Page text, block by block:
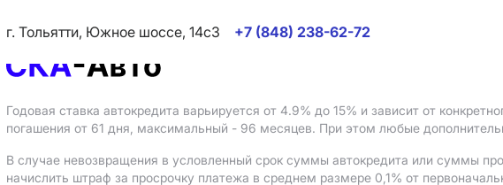
г. Тольятти, Южное шоссе, 14с3
+7 (848) 238-62-72
Годовая ставка автокредита варьируется от 4.9% до 15% и зависит от
погашения от 61 дня, максимальный - 96 месяцев. При этом любые
В случае невозвращения в условленный срок суммы автокредита или суммы
начислить штраф за просрочку платежа в среднем размере 0,1% от